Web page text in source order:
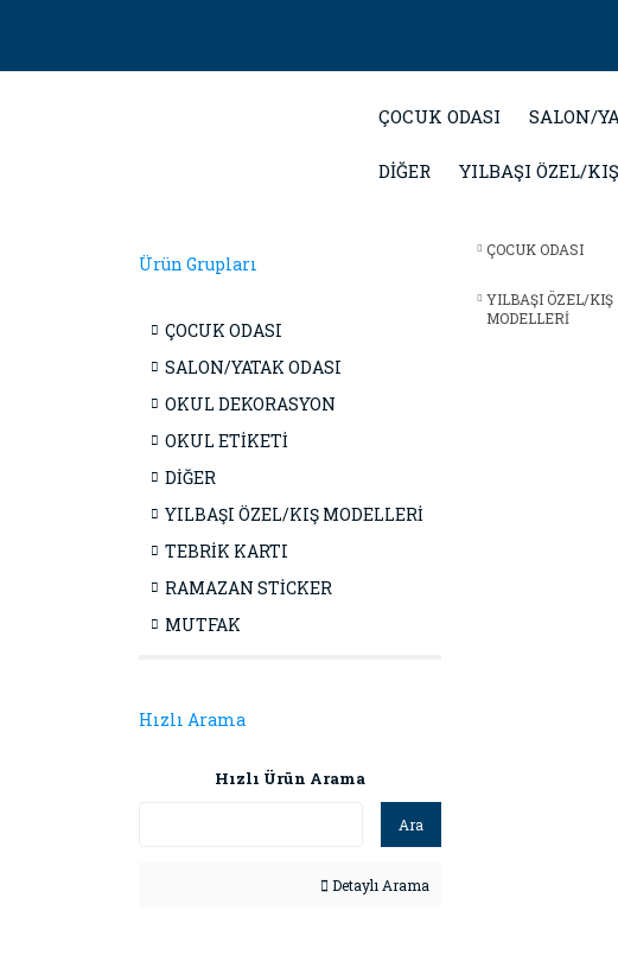
ÇOCUK ODASI SALON/
DİĞER YILBAŞI ÖZEL/
Ürün Grupları
ÇOCUK ODASI
SALON/YATAK ODASI
OKUL DEKORASYON
OKUL ETİKETİ
DİĞER
YILBAŞI ÖZEL/KIŞ MODELLERİ
TEBRİK KARTI
RAMAZAN STİCKER
MUTFAK
Hızlı Arama
Hızlı Ürün Arama
Ara
Detaylı Arama
ÇOCUK ODASI
YILBAŞI ÖZEL/KIŞ
MODELLERİ